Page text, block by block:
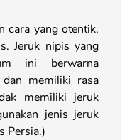
cara yang otentik,
Jeruk nipis yang
ini berwarna
memiliki rasa
memiliki jeruk
jenis jeruk
Persia.)